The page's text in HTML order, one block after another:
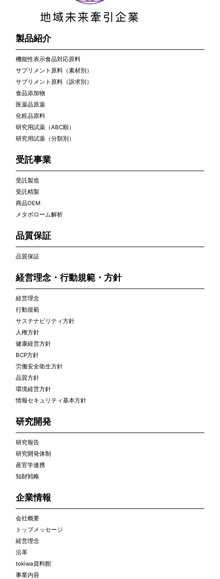
製品紹介
機能性表示食品対応原料
サプリメント原料（素材別）
サプリメント原料（訴求別）
食品添加物
医薬品原薬
化粧品原料
研究用試薬（ABC順）
研究用試薬（分類別）
受託事業
受託製造
受託精製
商品OEM
メタボローム解析
品質保証
品質保証
経営理念・行動規範・方針
経営理念
行動規範
サステナビリティ方針
人権方針
健康経営方針
BCP方針
労働安全衛生方針
品質方針
環境経営方針
情報セキュリティ基本方針
研究開発
研究報告
研究開発体制
産官学連携
知財戦略
企業情報
会社概要
トップメッセージ
経営理念
沿革
tokiwa資料館
事業内容